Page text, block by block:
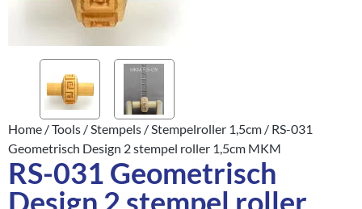
Home /Tools /Stempels /Stempelroller 1,5cm / RS-031
Geometrisch Design 2 stempel roller 1,5cm MKM
RS-031 Geometrisch
Design 2 stempel roller